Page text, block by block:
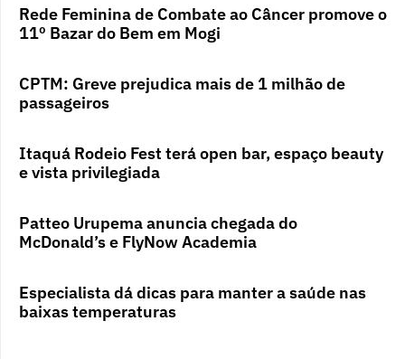
Rede Feminina de Combate ao Câncer promove o
11º Bazar do Bem em Mogi
CPTM: Greve prejudica mais de 1 milhão de
passageiros
Itaquá Rodeio Fest terá open bar, espaço beauty
e vista privilegiada
Patteo Urupema anuncia chegada do
McDonald’s e FlyNow Academia
Especialista dá dicas para manter a saúde nas
baixas temperaturas